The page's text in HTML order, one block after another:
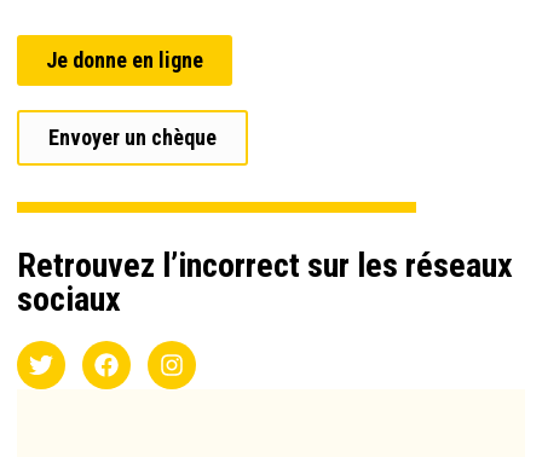
Je donne en ligne
Envoyer un chèque
Retrouvez l’incorrect sur les réseaux
sociaux